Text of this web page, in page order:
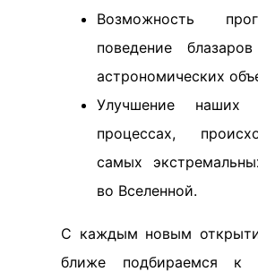
Возможность
поведение
астрономических
Улучшение
процессах,
самых
во Вселенной.
С каждым новым
ближе подбираемся к